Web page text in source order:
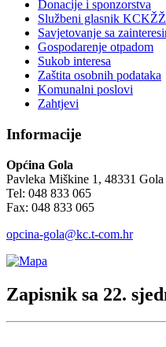
Donacije i sponzorstva
Službeni glasnik KCKŽŽ
Savjetovanje sa
Gospodarenje otpadom
Sukob interesa
Zaštita osobnih podataka
Komunalni poslovi
Zahtjevi
Informacije
Općina Gola
Pavleka Miškine 1, 48331 Gola
Tel: 048 833 065
Fax: 048 833 065
opcina-gola@kc.t-com.hr
Zapisnik sa 22.